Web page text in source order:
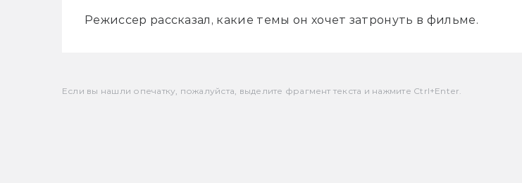
Режиссер рассказал, какие темы он хочет затронуть в фильме.
Если вы нашли опечатку, пожалуйста, выделите фрагмент текста и нажмите Ctrl+Enter.